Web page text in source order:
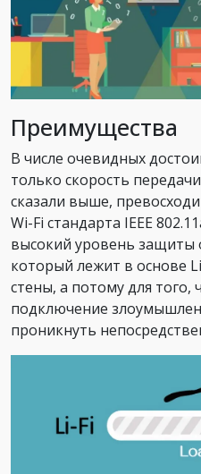
Преимущества
В числе очевидных
только скорость
сказали выше,
Wi-Fi стандарта IEEE
высокий уровень защиты
который лежит в основе
стены, а потому для того,
подключение
проникнуть